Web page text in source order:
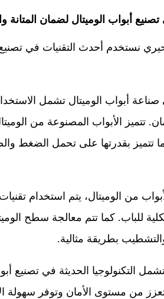
أبواب الوميتال لضمان المتانة
نستخدم أحدث التقنيات في تصنيع
صناعة أبواب الوميتال تشمل
تتميز الأبواب المصنوعة من
تتميز بقدرتها على تحمل الضغط
من الوميتال، يتم استخدام
للباب. كما تتم معالجة سطح
بطريقة مثالية.
التكنولوجيا الحديثة في تصنيع
تعزز من مستوى الأمان وتوفر